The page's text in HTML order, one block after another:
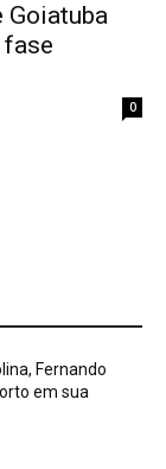
Goiatuba
fase
0
Fernando
em sua